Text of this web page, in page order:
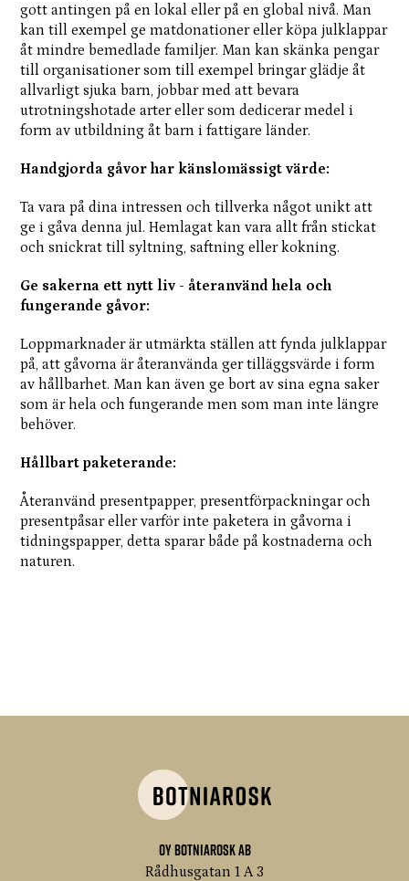
gott antingen på en lokal eller på en global nivå. Man
kan till exempel ge matdonationer eller köpa julklappar
åt mindre bemedlade familjer. Man kan skänka pengar
till organisationer som till exempel bringar glädje åt
allvarligt sjuka barn, jobbar med att bevara
utrotningshotade arter eller som dedicerar medel i
form av utbildning åt barn i fattigare länder.
Handgjorda gåvor har känslomässigt värde:
Ta vara på dina intressen och tillverka något unikt att
ge i gåva denna jul. Hemlagat kan vara allt från stickat
och snickrat till syltning, saftning eller kokning.
Ge sakerna ett nytt liv - återanvänd hela och
fungerande gåvor:
Loppmarknader är utmärkta ställen att fynda julklappar
på, att gåvorna är återanvända ger tilläggsvärde i form
av hållbarhet. Man kan även ge bort av sina egna saker
som är hela och fungerande men som man inte längre
behöver.
Hållbart paketerande:
Återanvänd presentpapper, presentförpackningar och
presentpåsar eller varför inte paketera in gåvorna i
tidningspapper, detta sparar både på kostnaderna och
naturen.
Oy Botniarosk Ab
Rådhusgatan 1 A 3